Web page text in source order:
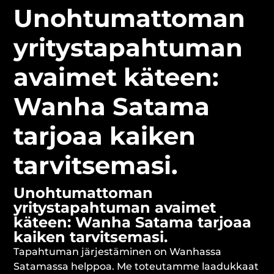
Unohtumattoman
yritystapahtuman
avaimet käteen:
Wanha Satama
tarjoaa kaiken
tarvitsemasi.
Unohtumattoman
yritystapahtuman avaimet
käteen: Wanha Satama tarjoaa
kaiken tarvitsemasi.
Tapahtuman järjestäminen on Wanhassa
Satamassa helppoa. Me toteutamme laadukkaat